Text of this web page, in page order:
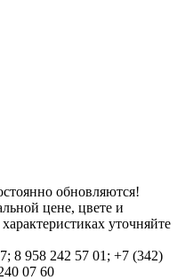
обновляются!
цене, цвете и
уточняйте
8 958 242 57 01; +7 (342)
07 60